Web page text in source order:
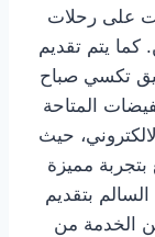
على رحلات
كما يتم تقديم
تكسي صباح
المتاحة
حيث
بتجربة مميزة
بتقديم
الخدمة من